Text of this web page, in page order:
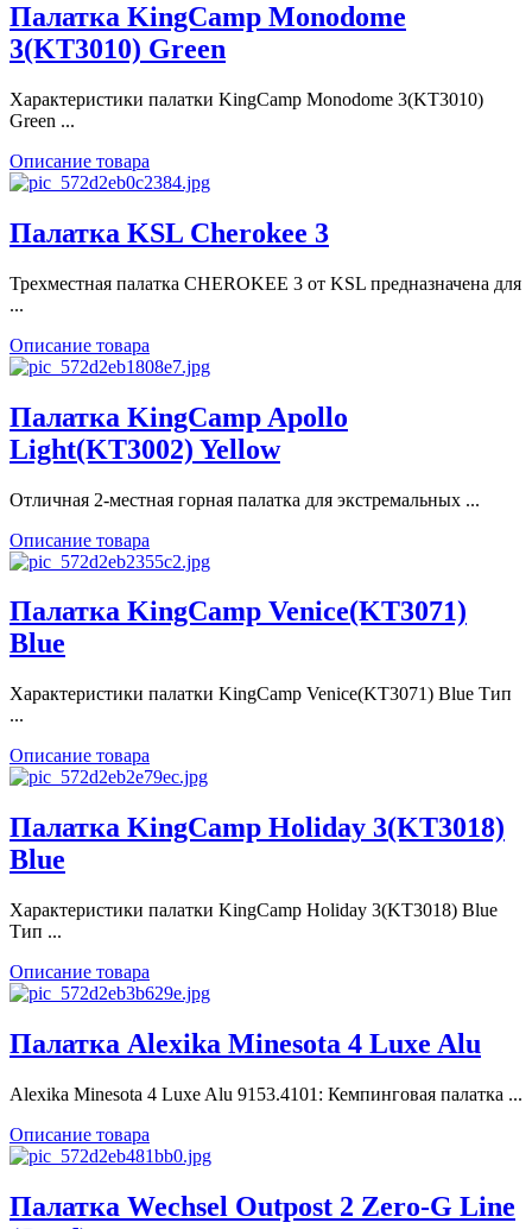
Палатка KingCamp Monodome
3(KT3010) Green
Характеристики палатки KingCamp Monodome 3(KT3010)
Green ...
Описание товара
Палатка KSL Cherokee 3
Трехместная палатка CHEROKEE 3 от KSL предназначена для
...
Описание товара
Палатка KingCamp Apollo
Light(KT3002) Yellow
Отличная 2-местная горная палатка для экстремальных ...
Описание товара
Палатка KingCamp Venice(KT3071)
Blue
Характеристики палатки KingCamp Venice(KT3071) Blue Тип
...
Описание товара
Палатка KingCamp Holiday 3(KT3018)
Blue
Характеристики палатки KingCamp Holiday 3(KT3018) Blue
Тип ...
Описание товара
Палатка Alexika Minesota 4 Luxe Alu
Alexika Minesota 4 Luxe Alu 9153.4101: Кемпинговая палатка ...
Описание товара
Палатка Wechsel Outpost 2 Zero-G Line